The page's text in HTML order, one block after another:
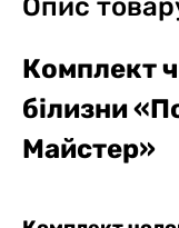
Комплект
білизни
Майстер»